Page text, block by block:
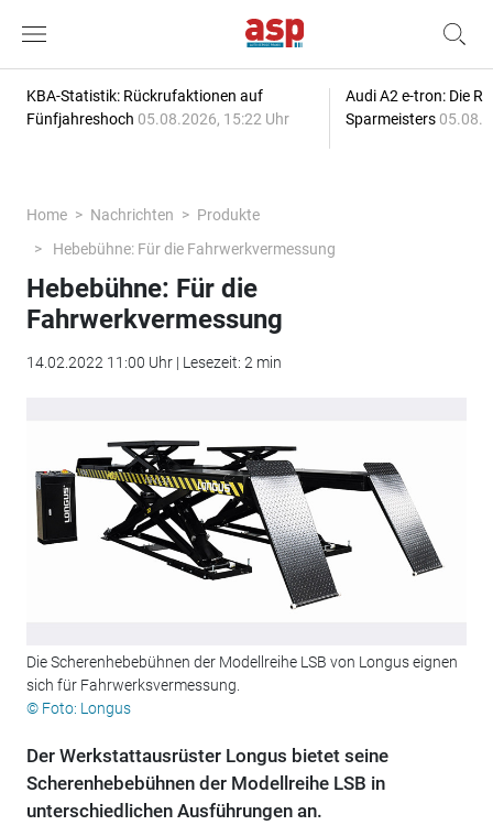
KBA-Statistik: Rückrufaktionen auf
Fünfjahreshoch 05.08.2026, 15:22 Uhr
Audi A2 e-tron: Die
Sparmeisters
Home Nachrichten
Produkte
Hebebühne: Für die Fahrwerkvermessung
Hebebühne: Für die
Fahrwerkvermessung
14.02.2022 11:00 Uhr | Lesezeit: 2 min
Die Scherenhebebühnen der Modellreihe LSB von Longus eignen
sich für Fahrwerksvermessung.
© Foto: Longus
Der Werkstattausrüster Longus bietet seine
Scherenhebebühnen der Modellreihe LSB in
unterschiedlichen Ausführungen an.